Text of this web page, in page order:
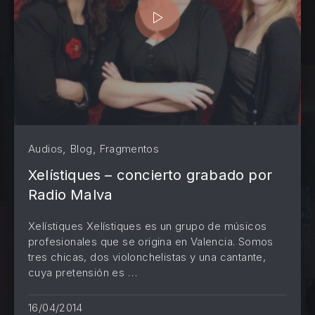
Audios, Blog, Fragmentos
Xelístiques – concierto grabado por
Radio Malva
Xelístiques Xelístiques es un grupo de músicos
profesionales que se origina en Valencia. Somos
tres chicas, dos violonchelistas y una cantante,
cuya pretensión es …
16/04/2014